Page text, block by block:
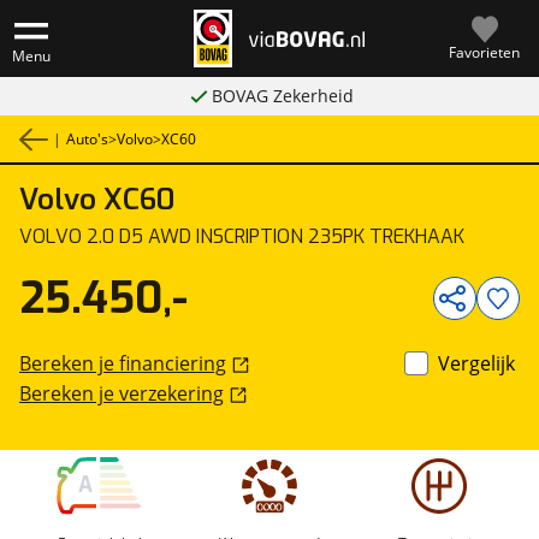
Menu Favorieten
BOVAG Zekerheid
| Auto's>Volvo>XC60
Volvo XC60
VOLVO 2.0 D5 AWD INSCRIPTION 235PK TREKHAAK
A
25.450,-
Bereken je financiering
Bereken je verzekering
Vergelijk